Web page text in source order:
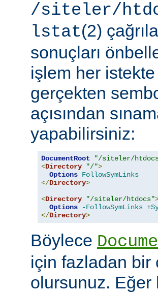
/siteler/
lstat(2)
sonuçları
işlem her istekte
gerçekten
açısından
yapabilirsiniz:
DocumentRoot
"/siteler/
<Directory "/">
Options FollowSymLinks
</Directory>
<Directory "/siteler/htdocs"
Options
-FollowSymLinks
</Directory>
Böylece
için fazladan bir
olursunuz. Eğer